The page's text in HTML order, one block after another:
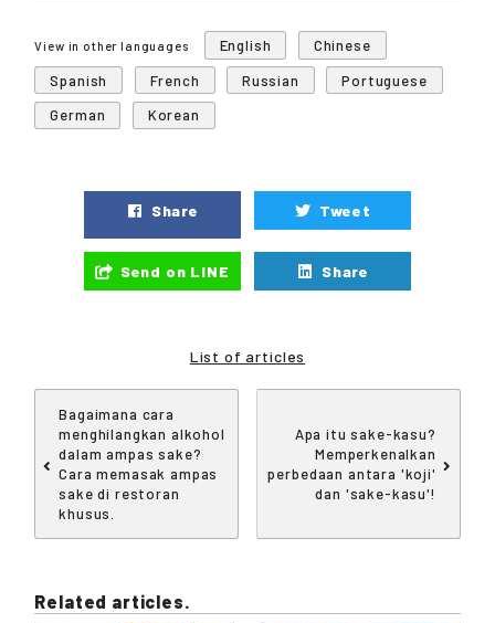
View in other languages English
Chinese
Spanish
French Russian
Portuguese
German
Korean
Share Tweet
Send on LINE Share
List of articles
Bagaimana cara
menghilangkan alkohol
dalam ampas sake?
Cara memasak ampas
sake di restoran
khusus.
Apa itu sake-kasu?
Memperkenalkan
perbedaan antara 'koji'
dan 'sake-kasu'!
Related articles.